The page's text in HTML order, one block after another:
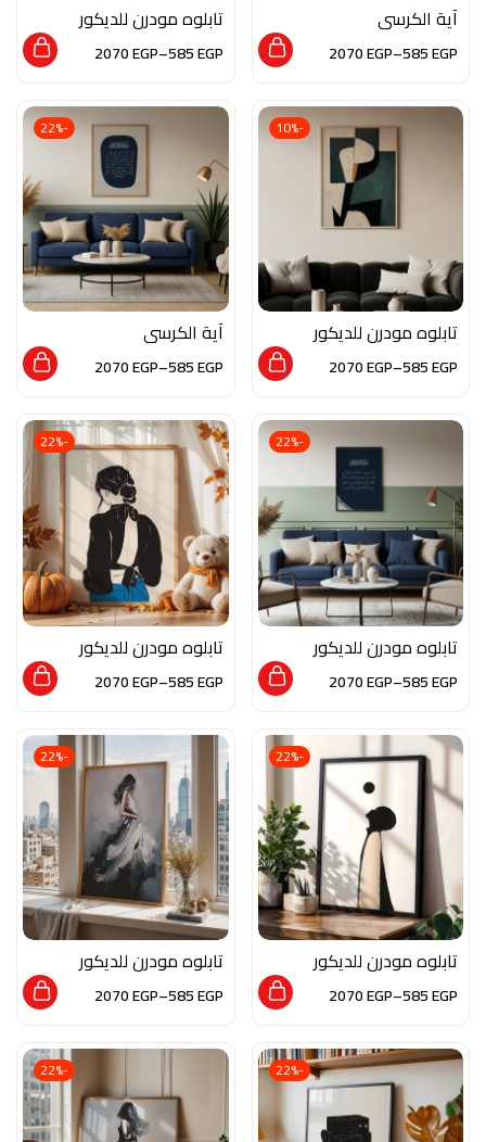
آية الكرسي
585EGP
–
2070EGP
تابلوه مودرن للديكور
من الخشب الطبيعي و
الزجاج بلمسه من الفن
585EGP
–
2070EGP
-10%
تابلوه مودرن للديكور
من الخشب الطبيعي و
الزجاج بلمسه من الفن
585EGP
–
2070EGP
-22%
آية الكرسي
585EGP
–
2070EGP
-22%
تابلوه مودرن للديكور
من الخشب الطبيعي و
الزجاج بلمسه من الفن
585EGP
–
2070EGP
-22%
تابلوه مودرن للديكور
من الخشب الطبيعي و
الزجاج بلمسه من الفن
585EGP
–
2070EGP
-22%
تابلوه مودرن للديكور
من الخشب الطبيعي و
الزجاج بلمسه من الفن
585EGP
–
2070EGP
-22%
تابلوه مودرن للديكور
من الخشب الطبيعي و
الزجاج بلمسه من الفن
585EGP
–
2070EGP
-22%
-22%